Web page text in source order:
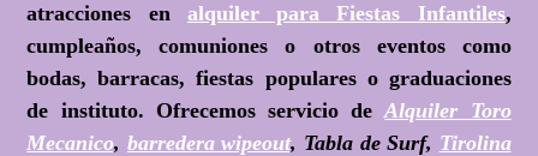
atracciones en alquiler para Fiestas Infantiles,
cumpleaños, comuniones o otros eventos como
bodas, barracas, fiestas populares o graduaciones
de instituto. Ofrecemos servicio deAlquiler Toro
Mecanico, barredera wipeout, Tabla de Surf, Tirolina